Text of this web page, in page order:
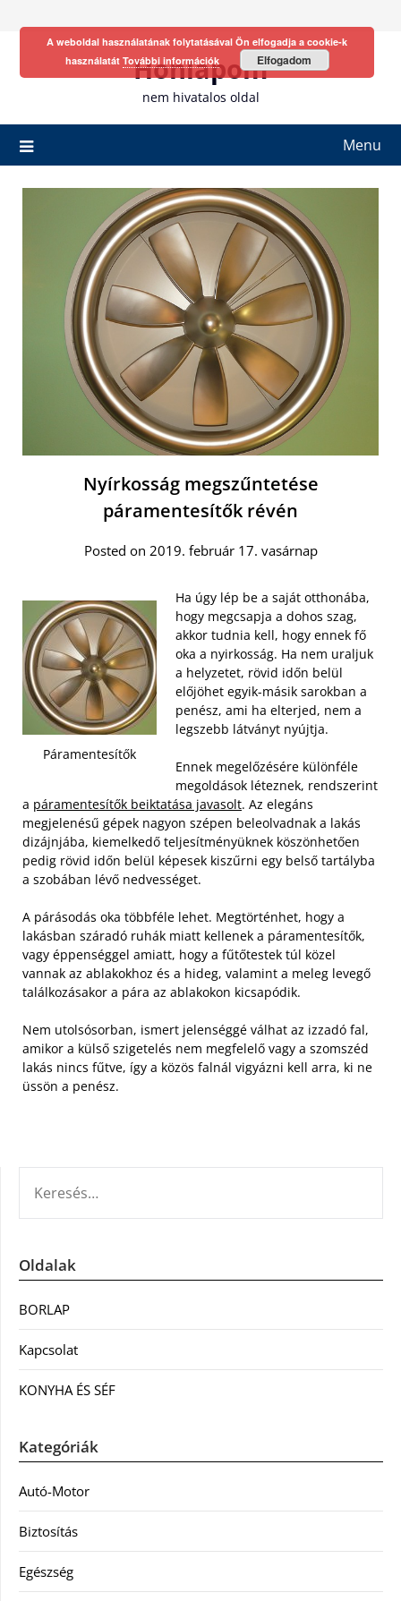
Honlapom
nem hivatalos oldal
Menu
Nyírkosság megszűntetése
páramentesítők révén
Posted on 2019. február 17. vasárnap
Páramentesítők
Ha úgy lép be a saját otthonába,
hogy megcsapja a dohos szag,
akkor tudnia kell, hogy ennek fő
oka a nyirkosság. Ha nem uraljuk
a helyzetet, rövid időn belül
előjöhet egyik-másik sarokban a
penész, ami ha elterjed, nem a
legszebb látványt nyújtja.
Ennek megelőzésére különféle
megoldások léteznek, rendszerint
a páramentesítők beiktatása javasolt. Az elegáns
megjelenésű gépek nagyon szépen beleolvadnak a lakás
dizájnjába, kiemelkedő teljesítményüknek köszönhetően
pedig rövid időn belül képesek kiszűrni egy belső tartályba
a szobában lévő nedvességet.
A párásodás oka többféle lehet. Megtörténhet, hogy a
lakásban száradó ruhák miatt kellenek a páramentesítők,
vagy éppenséggel amiatt, hogy a fűtőtestek túl közel
vannak az ablakokhoz és a hideg, valamint a meleg levegő
találkozásakor a pára az ablakokon kicsapódik.
Nem utolsósorban, ismert jelenséggé válhat az izzadó fal,
amikor a külső szigetelés nem megfelelő vagy a szomszéd
lakás nincs fűtve, így a közös falnál vigyázni kell arra, ki ne
üssön a penész.
Oldalak
BORLAP
Kapcsolat
KONYHA ÉS SÉF
Kategóriák
Autó-Motor
Biztosítás
Egészség
A weboldal használatának folytatásával Ön elfogadja a cookie-k
használatát További információk Elfogadom